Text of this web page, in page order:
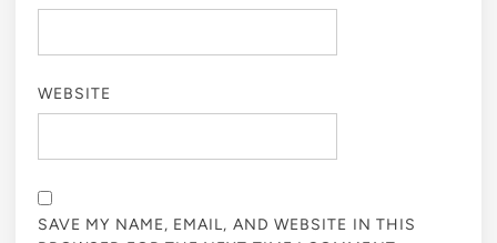
WEBSITE
SAVE MY NAME, EMAIL, AND WEBSITE IN THIS